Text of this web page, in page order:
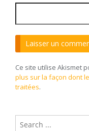
Ce site utilise Akismet
plus sur la façon dont
traitées.